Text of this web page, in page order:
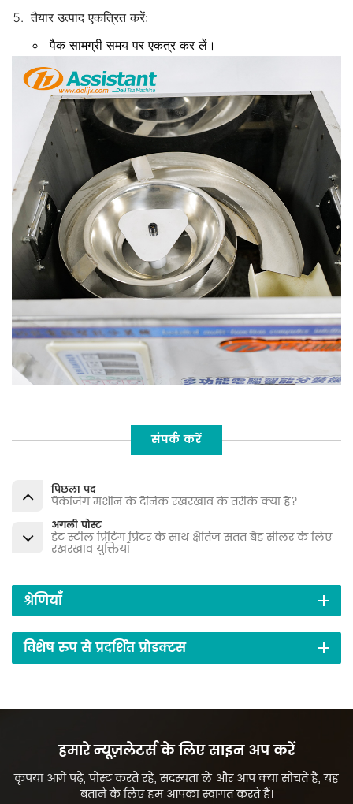
तैयार उत्पाद एकत्रित करें:
पैक सामग्री समय पर एकत्र कर लें।
संपर्क करें
पिछला पद
पैकेजिंग मशीन के दैनिक रखरखाव के तरीके क्या हैं?
अगली पोस्ट
डेट स्टील प्रिंटिंग प्रिंटर के साथ क्षैतिज सतत बैंड सीलर के लिए
रखरखाव युक्तियाँ
श्रेणियाँ
विशेष रुप से प्रदर्शित प्रोडक्टस
हमारे न्यूज़लेटर्स के लिए साइन अप करें
कृपया आगे पढ़ें, पोस्ट करते रहें, सदस्यता लें और आप क्या सोचते हैं, यह
बताने के लिए हम आपका स्वागत करते हैं।